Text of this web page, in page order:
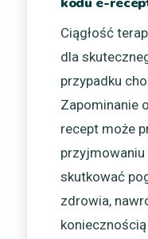
Ciągłość
dla
przypadku
Zapominanie
recept może
przyjmowaniu
skutkować
zdrowia,